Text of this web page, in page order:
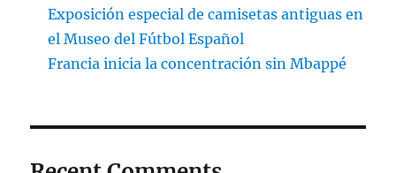
Exposición especial de camisetas antiguas en
el Museo del Fútbol Español
Francia inicia la concentración sin Mbappé